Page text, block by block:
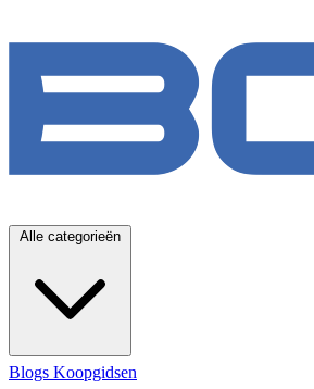
Alle categorieën
Blogs Koopgidsen